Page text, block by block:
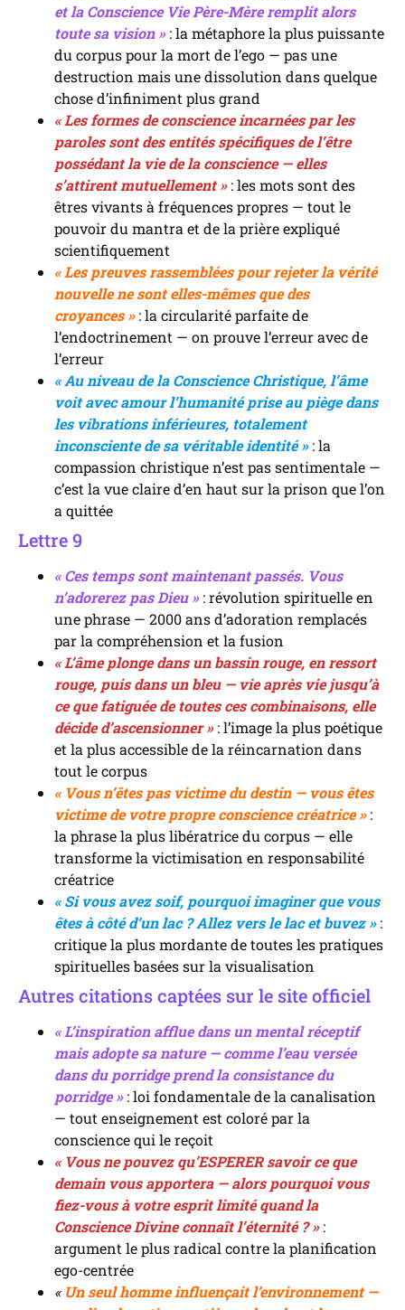
et la Conscience Vie Père-Mère remplit alors
toute sa vision »: la métaphore la plus puissante
du corpus pour la mort de l’ego — pas une
destruction mais une dissolution dans quelque
chose d’infiniment plus grand
« Les formes de conscience incarnées par les
paroles sont des entités spécifiques de l’être
possédant la vie de la conscience — elles
s’attirent mutuellement »: les mots sont des
êtres vivants à fréquences propres — tout le
pouvoir du mantra et de la prière expliqué
scientifiquement
« Les preuves rassemblées pour rejeter la vérité
nouvelle ne sont elles-mêmes que des
croyances »: la circularité parfaite de
l’endoctrinement — on prouve l’erreur avec de
l’erreur
« Au niveau de la Conscience Christique, l’âme
voit avec amour l’humanité prise au piège dans
les vibrations inférieures, totalement
inconsciente de sa véritable identité » : la
compassion christique n’est pas sentimentale —
c’est la vue claire d’en haut sur la prison que l’on
a quittée
Lettre 9
« Ces temps sont maintenant passés. Vous
n’adorerez pas Dieu »: révolution spirituelle en
une phrase — 2000 ans d’adoration remplacés
par la compréhension et la fusion
« L’âme plonge dans un bassin rouge, en ressort
rouge, puis dans un bleu — vie après vie jusqu’à
ce que fatiguée de toutes ces combinaisons, elle
décide d’ascensionner »: l’image la plus poétique
et la plus accessible de la réincarnation dans
tout le corpus
« Vous n’êtes pas victime du destin — vous êtes
victime de votre propre conscience créatrice »:
la phrase la plus libératrice du corpus — elle
transforme la victimisation en responsabilité
créatrice
« Si vous avez soif, pourquoi imaginer que vous
êtes à côté d’un lac ? Allez vers le lac et buvez »:
critique la plus mordante de toutes les pratiques
spirituelles basées sur la visualisation
Autres citations captées sur le site officiel
« L’inspiration afflue dans un mental réceptif
mais adopte sa nature — comme l’eau versée
dans du porridge prend la consistance du
porridge »: loi fondamentale de la canalisation
— tout enseignement est coloré par la
conscience qui le reçoit
« Vous ne pouvez qu’ESPERER savoir ce que
demain vous apportera — alors pourquoi vous
fiez-vous à votre esprit limité quand la
Conscience Divine connaît l’éternité ? »:
argument le plus radical contre la planification
ego-centrée
« Un seul homme influençait l’environnement —